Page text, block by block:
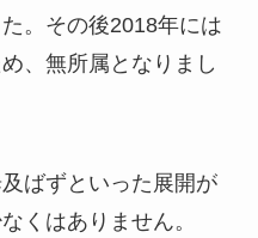
。その後2018年には
、無所属となりまし
ばずといった展開が
くはありません。